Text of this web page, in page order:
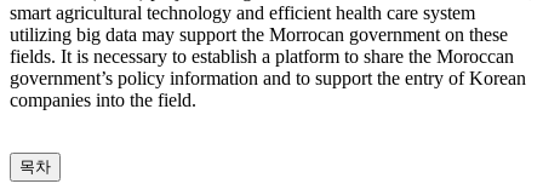
smart agricultural technology and efficient health care system
utilizing big data may support the Morrocan government on these
fields. It is necessary to establish a platform to share the Moroccan
government’s policy information and to support the entry of Korean
companies into the field.
목차